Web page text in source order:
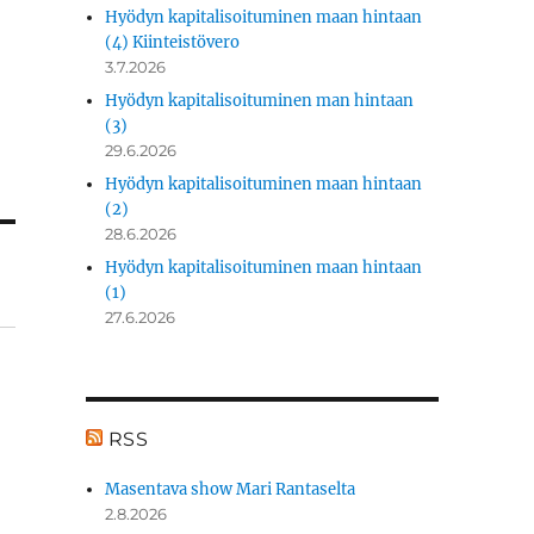
Hyödyn kapitalisoituminen maan hintaan
(4) Kiinteistövero
3.7.2026
Hyödyn kapitalisoituminen man hintaan
(3)
29.6.2026
Hyödyn kapitalisoituminen maan hintaan
(2)
28.6.2026
Hyödyn kapitalisoituminen maan hintaan
(1)
27.6.2026
RSS
Masentava show Mari Rantaselta
2.8.2026